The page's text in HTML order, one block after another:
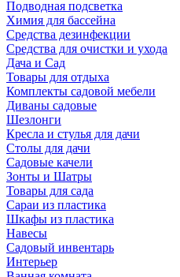
Подводная подсветка
Химия для бассейна
Средства дезинфекции
Средства для очистки и ухода
Дача и Сад
Товары для отдыха
Комплекты садовой мебели
Диваны садовые
Шезлонги
Кресла и стулья для дачи
Столы для дачи
Садовые качели
Зонты и Шатры
Товары для сада
Сараи из пластика
Шкафы из пластика
Навесы
Садовый инвентарь
Интерьер